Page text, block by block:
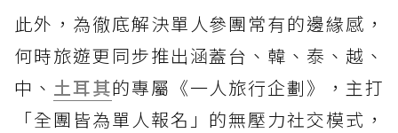
此外，為徹底解決單人參團常有的邊緣感，
何時旅遊更同步推出涵蓋台、韓、泰、越、
中、 土耳其的專屬《一人旅行企劃》，主打
「全團皆為單人報名」的無壓力社交模式，